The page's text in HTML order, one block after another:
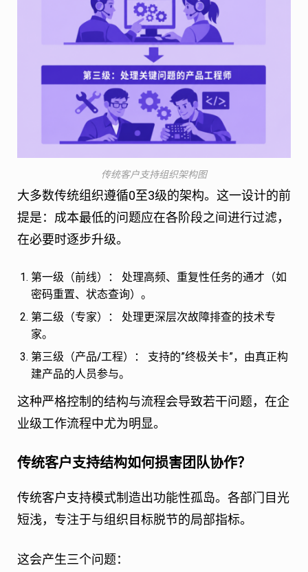
传统客户支持组织架构图
大多数传统组织遵循0至3级的架构。这一设计的前
提是：成本最低的问题应在各阶段之间进行过滤，
在必要时逐步升级。
第一级（前线）：
处理高频、重复性任务的通才（如
密码重置、状态查询）。
第二级（专家）：
处理更深层次故障排查的技术专
家。
第三级（产品/工程）：
支持的”终极关卡”，由真正构
建产品的人员参与。
这种严格控制的结构与流程会导致若干问题，在企
业级工作流程中尤为明显。
传统客户支持结构如何损害团队协作？
传统客户支持模式制造出功能性孤岛。各部门目光
短浅，专注于与组织目标脱节的局部指标。
这会产生三个问题：